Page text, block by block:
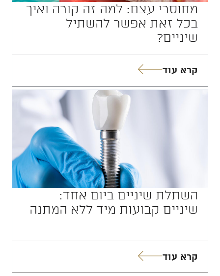
מחוסרי עצם: למה זה קורה ואיך
בכל זאת אפשר להשתיל
שיניים?
קרא עוד
השתלת שיניים ביום אחד:
שיניים קבועות מיד ללא המתנה
קרא עוד